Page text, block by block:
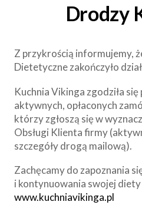
Drodzy
Z przykrością informujemy,
Dietetyczne zakończyło
Kuchnia Vikinga zgodziła
aktywnych, opłaconych
którzy zgłoszą się w
Obsługi Klienta firmy
szczegóły drogą mailową).
Zachęcamy do zapoznania
i kontynuowania swojej
www.kuchniavikinga.pl